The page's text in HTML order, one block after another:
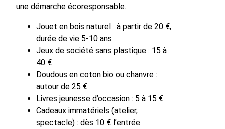
une démarche écoresponsable.
Jouet en bois naturel : à partir de 20 €,
durée de vie 5-10 ans
Jeux de société sans plastique : 15 à
40 €
Doudous en coton bio ou chanvre :
autour de 25 €
Livres jeunesse d’occasion : 5 à 15 €
Cadeaux immatériels (atelier,
spectacle) : dès 10 € l’entrée